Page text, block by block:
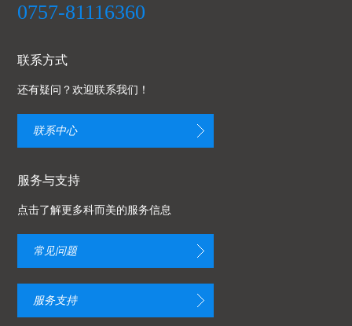
0757-81116360
联系方式
还有疑问？欢迎联系我们！
联系中心
服务与支持
点击了解更多科而美的服务信息
常见问题
服务支持